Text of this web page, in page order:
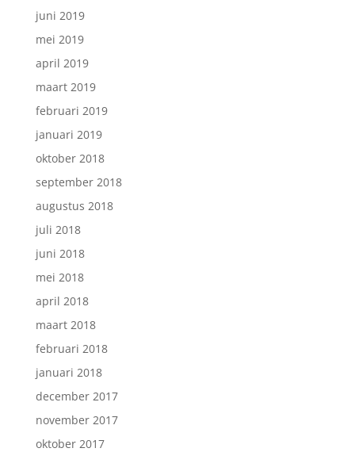
juni 2019
mei 2019
april 2019
maart 2019
februari 2019
januari 2019
oktober 2018
september 2018
augustus 2018
juli 2018
juni 2018
mei 2018
april 2018
maart 2018
februari 2018
januari 2018
december 2017
november 2017
oktober 2017